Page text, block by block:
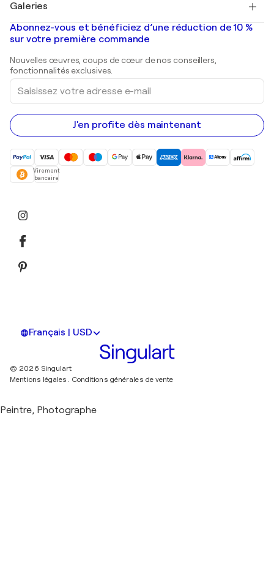
Banksy
Mr. Brainwash
Shepard Fairey
Tableaux abstraits à vendre
Peintures de paysage
Estampes
Peintures acryliques
Galeries
Galeries d'art en France
Galeries d'art en Belgique
Abonnez-vous et bénéficiez d’une réduction de 10 %
sur votre première commande
Nouvelles œuvres, coups de cœur de nos conseillers,
fonctionnalités exclusives.
Saisissez
votre
adresse
e-
mail
J'en profite dès maintenant
Virement
bancaire
Français | USD
© 2026 Singulart
Mentions légales. Conditions générales de vente
Peintre, Photographe